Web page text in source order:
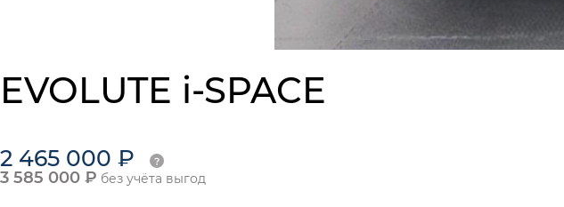
EVOLUTE i-SPACE
2 465 000 ₽
3 585 000 ₽ без учёта выгод